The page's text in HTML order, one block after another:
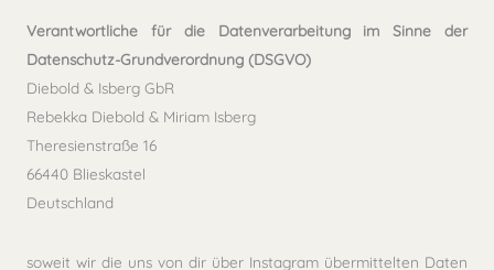
Verantwortliche für die Datenverarbeitung im Sinne der
Datenschutz-Grundverordnung (DSGVO)
Diebold & Isberg GbR
Rebekka Diebold & Miriam Isberg
Theresienstraße 16
66440 Blieskastel
Deutschland
soweit wir die uns von dir über Instagram übermittelten Daten